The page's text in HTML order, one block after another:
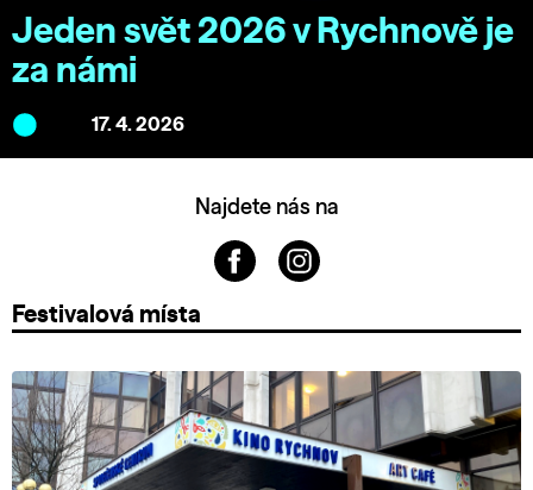
Jeden svět 2026 v Rychnově je
za námi
17. 4. 2026
Najdete nás na
Festivalová místa